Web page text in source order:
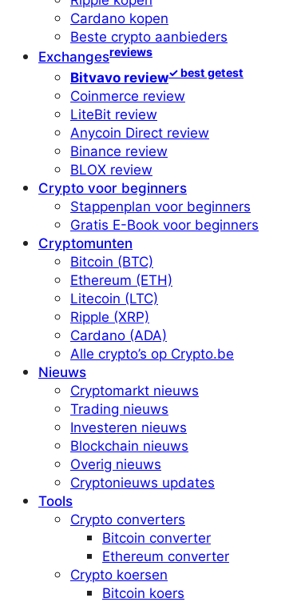
Cardano kopen
Beste crypto aanbieders
Exchangesreviews
Bitvavo review✓ best getest
Coinmerce review
LiteBit review
Anycoin Direct review
Binance review
BLOX review
Crypto voor beginners
Stappenplan voor beginners
Gratis E-Book voor beginners
Cryptomunten
Bitcoin (BTC)
Ethereum (ETH)
Litecoin (LTC)
Ripple (XRP)
Cardano (ADA)
Alle crypto’s op Crypto.be
Nieuws
Cryptomarkt nieuws
Trading nieuws
Investeren nieuws
Blockchain nieuws
Overig nieuws
Cryptonieuws updates
Tools
Crypto converters
Bitcoin converter
Ethereum converter
Crypto koersen
Bitcoin koers